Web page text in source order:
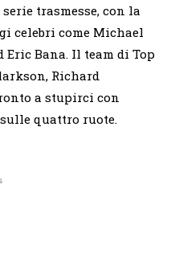
trasmesse, con la
celebri come Michael
Eric Bana. Il team di Top
Richard
a stupirci con
quattro ruote.